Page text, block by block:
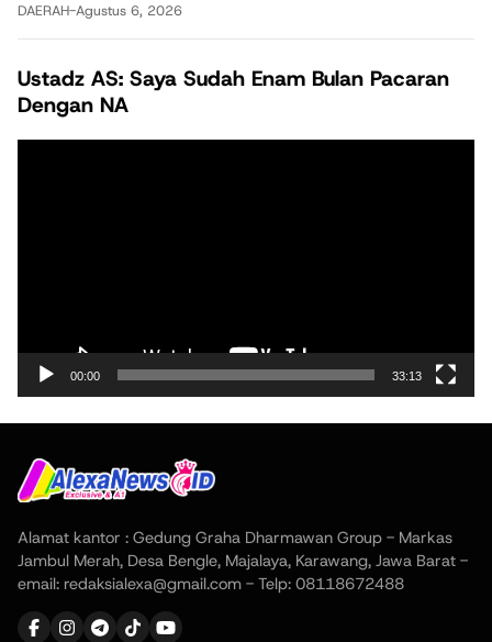
DAERAH-Agustus 6, 2026
Ustadz AS: Saya Sudah Enam Bulan Pacaran
Dengan NA
00:00 33:13
Alamat kantor : Gedung Graha Dharmawan Group - Markas
Jambul Merah, Desa Bengle, Majalaya, Karawang, Jawa Barat -
email: redaksialexa@gmail.com - Telp: 08118672488